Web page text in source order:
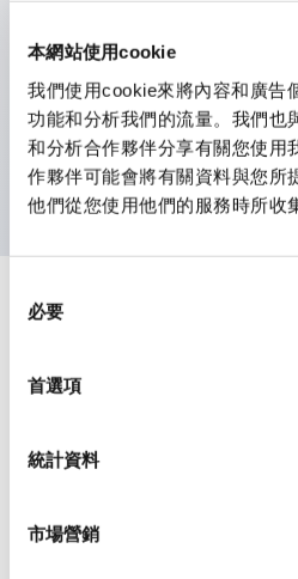
本網站使用cookie
我們使用cookie來將內容和廣告
功能和分析我們的流量。我們也
和分析合作夥伴分享有關您使用
作夥伴可能會將有關資料與您所
他們從您使用他們的服務時所收
必要
首選項
統計資料
市場營銷
優秀的防水性能。保護結構IP65
按鈕開關、選擇開關、帶鎖選
邊框顏色有黑色與金屬色兩種
LED照明帶來明亮且清晰的照
規格